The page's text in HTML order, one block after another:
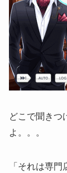
どこで聞きつ
よ。。。
「それは専